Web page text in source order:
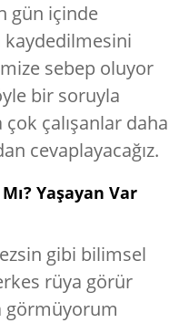
gün içinde
kaydedilmesini
sebep oluyor
bir soruyla
çok çalışanlar daha
cevaplayacağız.
Yaşayan Var
gibi bilimsel
rüya görür
görmüyorum